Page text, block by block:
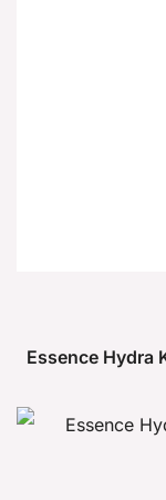
Essence Hydra